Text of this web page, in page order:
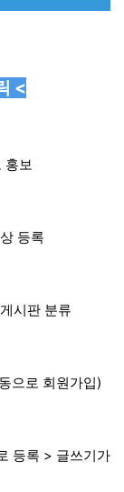
<
홍보
등록
시판 분류
으로 회원가입)
등록 > 글쓰기가